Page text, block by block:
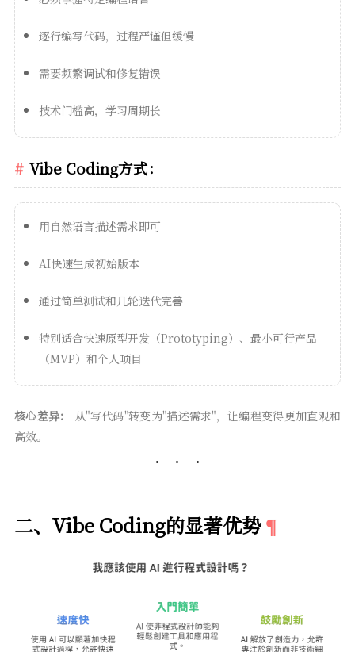
逐行编写代码，过程严谨但缓慢
需要频繁调试和修复错误
技术门槛高，学习周期长
Vibe Coding方式：
用自然语言描述需求即可
AI快速生成初始版本
通过简单测试和几轮迭代完善
特别适合快速原型开发（Prototyping）、最小可行产品
（MVP）和个人项目
核心差异：
从"写代码"转变为"描述需求"，让编程变得更加直观和
高效。
二、Vibe Coding的显著优势